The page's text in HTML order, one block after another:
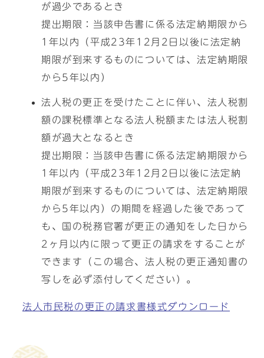
が過少であるとき
提出期限：当該申告書に係る法定納期限から
1年以内（平成23年12月2日以後に法定納
期限が到来するものについては、法定納期限
から5年以内）
法人税の更正を受けたことに伴い、法人税割
額の課税標準となる法人税額または法人税割
額が過大となるとき
提出期限：当該申告書に係る法定納期限から
1年以内（平成23年12月2日以後に法定納
期限が到来するものについては、法定納期限
から5年以内）の期間を経過した後であって
も、国の税務官署が更正の通知をした日から
2ヶ月以内に限って更正の請求をすることが
できます（この場合、法人税の更正通知書の
写しを必ず添付してください）。
法人市民税の更正の請求書様式ダウンロード